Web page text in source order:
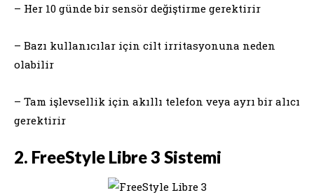
– Her 10 günde bir sensör değiştirme gerektirir
– Bazı kullanıcılar için cilt irritasyonuna neden
olabilir
– Tam işlevsellik için akıllı telefon veya ayrı bir alıcı
gerektirir
2. FreeStyle Libre 3 Sistemi